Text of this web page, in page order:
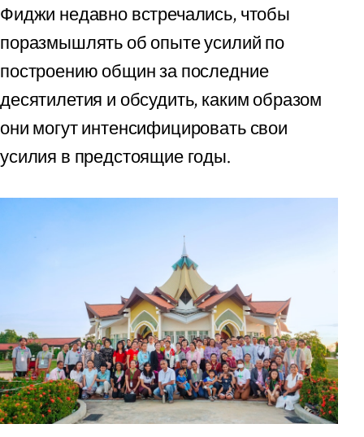
Фиджи недавно встречались, чтобы
поразмышлять об опыте усилий по
построению общин за последние
десятилетия и обсудить, каким образом
они могут интенсифицировать свои
усилия в предстоящие годы.